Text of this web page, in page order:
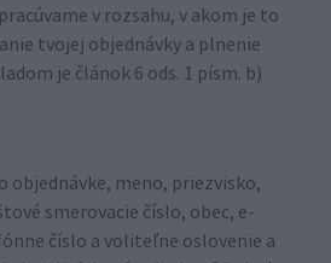
v rozsahu, v akom je to
tvojej objednávky a plnenie
je článok 6 ods. 1 písm. b)
objednávke, meno, priezvisko,
smerovacie číslo, obec, e-
číslo a voliteľne oslovenie a